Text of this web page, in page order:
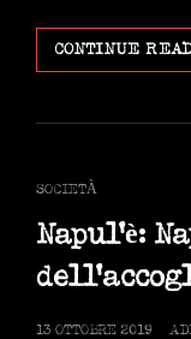
CONTINUE
CAT
LINKS
SOCIETÀ
Napul’è:
POSTED
13 OTTOBRE 2019